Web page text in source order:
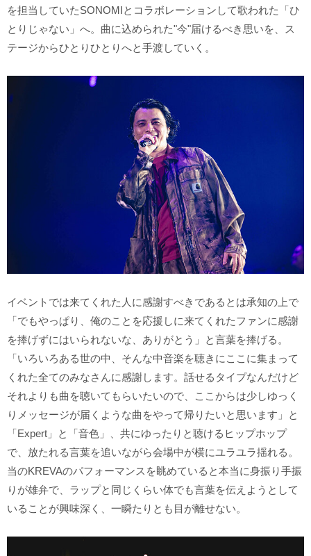
を担当していたSONOMIとコラボレーションして歌われた「ひ
とりじゃない」へ。曲に込められた"今"届けるべき思いを、ス
テージからひとりひとりへと手渡していく。
イベントでは来てくれた人に感謝すべきであるとは承知の上で
「でもやっぱり、俺のことを応援しに来てくれたファンに感謝
を捧げずにはいられないな、ありがとう」と言葉を捧げる。
「いろいろある世の中、そんな中音楽を聴きにここに集まって
くれた全てのみなさんに感謝します。話せるタイプなんだけど
それよりも曲を聴いてもらいたいので、ここからは少しゆっく
りメッセージが届くような曲をやって帰りたいと思います」と
「Expert」と「音色」、共にゆったりと聴けるヒップホップ
で、放たれる言葉を追いながら会場中が横にユラユラ揺れる。
当のKREVAのパフォーマンスを眺めていると本当に身振り手振
りが雄弁で、ラップと同じくらい体でも言葉を伝えようとして
いることが興味深く、一瞬たりとも目が離せない。